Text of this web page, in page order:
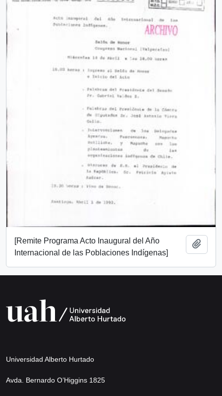
[Remite Programa Acto Inaugural del Año
Internacional de las Poblaciones Indígenas]
Universidad Alberto Hurtado
Avda. Bernardo O’Higgins 1825